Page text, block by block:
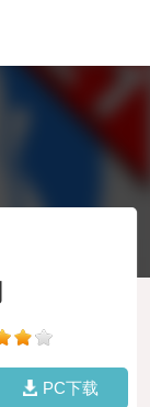
PC下载